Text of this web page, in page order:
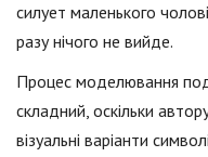
силует маленького
разу нічого не вийде.
Процес моделювання
складний, оскільки
візуальні варіанти